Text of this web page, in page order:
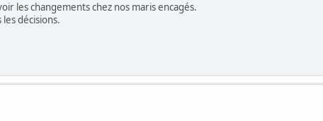
les changements chez nos maris encagés.
décisions.